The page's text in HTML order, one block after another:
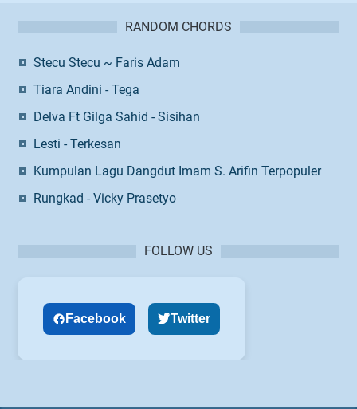
RANDOM CHORDS
Stecu Stecu ~ Faris Adam
Tiara Andini - Tega
Delva Ft Gilga Sahid - Sisihan
Lesti - Terkesan
Kumpulan Lagu Dangdut Imam S. Arifin Terpopuler
Rungkad - Vicky Prasetyo
FOLLOW US
Facebook Twitter